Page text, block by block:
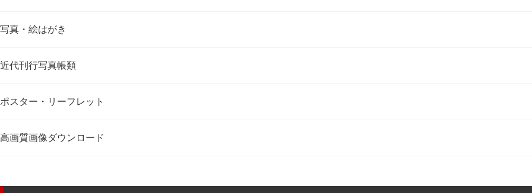
写真・絵はがき
近代刊行写真帳類
ポスター・リーフレット
高画質画像ダウンロード